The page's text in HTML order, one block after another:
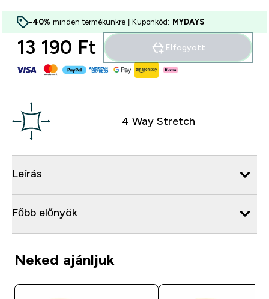
-40% minden termékünkre | Kuponkód: MYDAYS
13 190 Ft‎ Elfogyott
4 Way Stretch
Leírás
Főbb előnyök
Neked ajánljuk